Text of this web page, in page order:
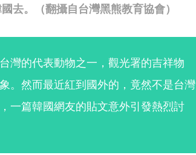
去。（翻攝自台灣黑熊教育協會）
灣的代表動物之一，觀光署的吉祥物
。然而最近紅到國外的，竟然不是台灣
一篇韓國網友的貼文意外引發熱烈討